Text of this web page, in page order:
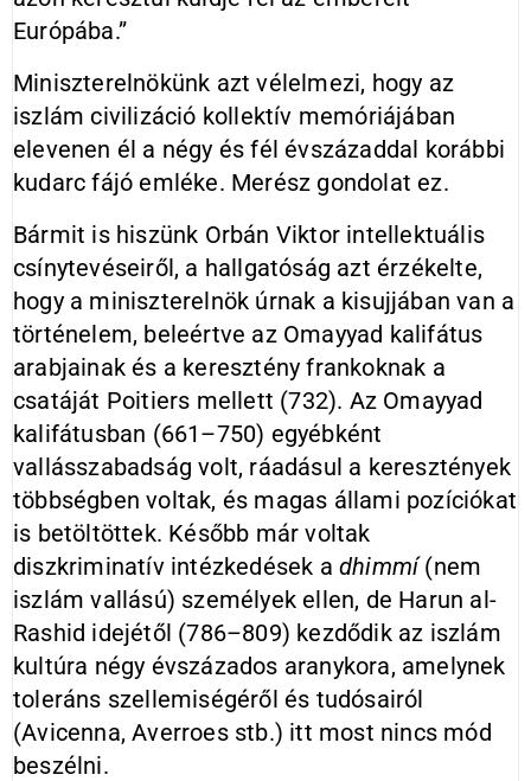
Európába.”
Miniszterelnökünk azt vélelmezi, hogy az
iszlám civilizáció kollektív memóriájában
elevenen él a négy és fél évszázaddal korábbi
kudarc fájó emléke. Merész gondolat ez.
Bármit is hiszünk Orbán Viktor intellektuális
csínytevéseiről, a hallgatóság azt érzékelte,
hogy a miniszterelnök úrnak a kisujjában van a
történelem, beleértve az Omayyad kalifátus
arabjainak és a keresztény frankoknak a
csatáját Poitiers mellett (732). Az Omayyad
kalifátusban (661–750) egyébként
vallásszabadság volt, ráadásul a keresztények
többségben voltak, és magas állami pozíciókat
is betöltöttek. Később már voltak
diszkriminatív intézkedések a dhimmí(nem
iszlám vallású) személyek ellen, de Harun al-
Rashid idejétől (786–809) kezdődik az iszlám
kultúra négy évszázados aranykora, amelynek
toleráns szellemiségéről és tudósairól
(Avicenna, Averroes stb.) itt most nincs mód
beszélni.